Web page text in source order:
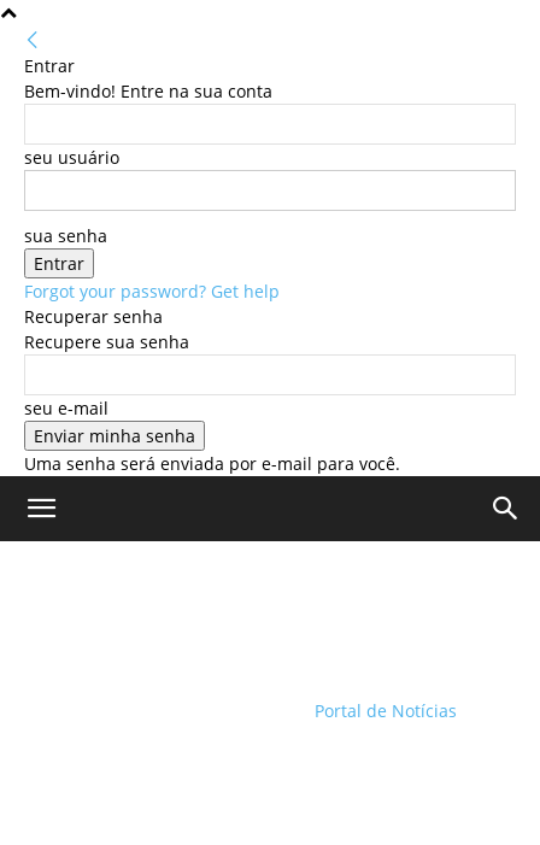
Entrar
Bem-vindo! Entre na sua conta
seu usuário
sua senha
Forgot your password? Get help
Recuperar senha
Recupere sua senha
seu e-mail
Uma senha será enviada por e-mail para você.
Portal de Notícias